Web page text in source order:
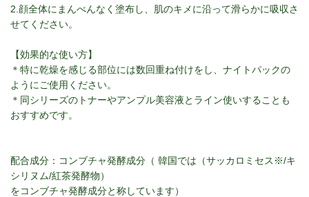
2.顔全体にまんべんなく塗布し、肌のキメに沿って滑らかに吸収さ
せてください。
【効果的な使い方】
＊特に乾燥を感じる部位には数回重ね付けをし、ナイトパックの
ようにご使用ください。
＊同シリーズのトナーやアンプル美容液とライン使いすることも
おすすめです。
配合成分：コンブチャ発酵成分（ 韓国では（サッカロミセス ※/キ
シリヌム/紅茶発酵物）
をコンブチャ発酵成分と称しています）